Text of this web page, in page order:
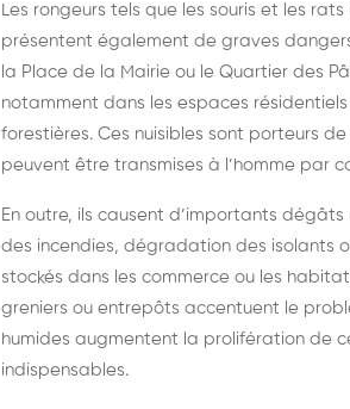
Les rongeurs tels que les souris et les
présentent également de graves
la Place de la Mairie ou le Quartier des
notamment dans les espaces
forestières. Ces nuisibles sont porteurs
peuvent être transmises à l’homme par
En outre, ils causent d’importants
des incendies, dégradation des isolants
stockés dans les commerce ou les
greniers ou entrepôts accentuent le
humides augmentent la prolifération de
indispensables.